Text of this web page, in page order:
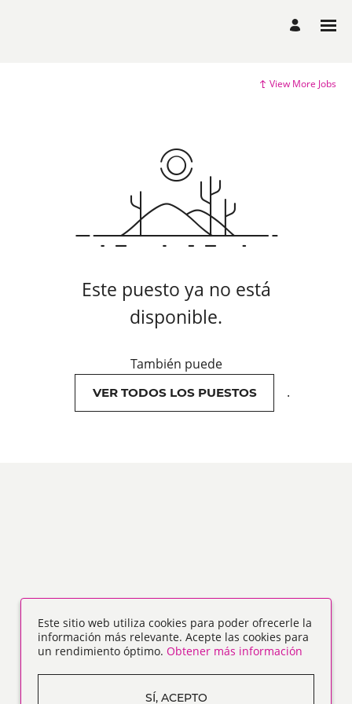
View More Jobs
Este puesto ya no está
disponible.
También puede
VER TODOS LOS PUESTOS .
Este sitio web utiliza cookies para poder ofrecerle la
información más relevante. Acepte las cookies para
un rendimiento óptimo. Obtener más información
SÍ, ACEPTO